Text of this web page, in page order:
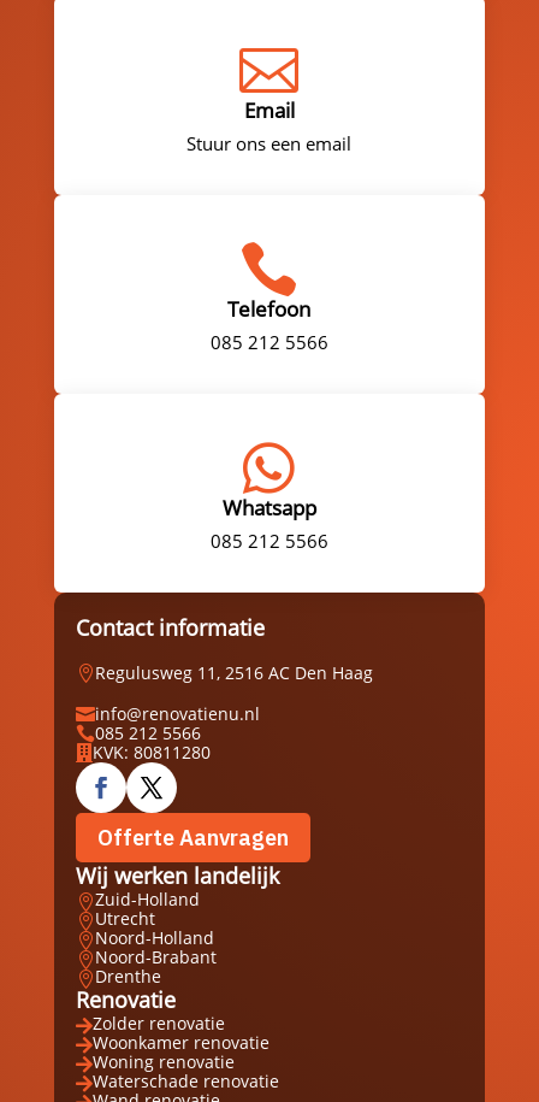

Email
Stuur ons een email

Telefoon
085 212 5566

Whatsapp
085 212 5566
Contact informatie
Regulusweg 11, 2516 AC Den Haag
info@renovatienu.nl
085 212 5566
 KVK: 80811280
Offerte Aanvragen
Wij werken landelijk
Zuid-Holland
Utrecht
Noord-Holland
Noord-Brabant
Drenthe
Renovatie
Zolder renovatie
Woonkamer renovatie
Woning renovatie
Waterschade renovatie